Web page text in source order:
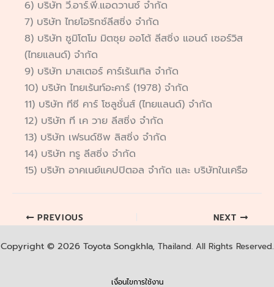
6) บริษัท วี.อาร์.พี.แอดวานซ์ จำกัด
7) บริษัท ไทยโอริกซ์ลีสซิ่ง จำกัด
8) บริษัท ซูมิโตโม มิตซุย ออโต้ ลีสซิ่ง แอนด์ เซอร์วิส
(ไทยแลนด์) จำกัด
9) บริษัท มาสเตอร์ คาร์เร้นเทิล จำกัด
10) บริษัท ไทยเร้นท์อะคาร์ (1978) จำกัด
11) บริษัท ทีซี คาร์ โซลูชั่นส์ (ไทยแลนด์) จำกัด
12) บริษัท ที เค วาย ลีสซิ่ง จำกัด
13) บริษัท เฟรนด์ชิพ ลิสซิ่ง จำกัด
14) บริษัท ทรู ลีสซิ่ง จำกัด
15) บริษัท อาคเนย์แคปปิตอล จำกัด และ บริษัทในเครือ
PREVIOUS NEXT
Copyright © 2026 Toyota Songkhla, Thailand. All Rights Reserved.
เงื่อนไขการใช้งาน